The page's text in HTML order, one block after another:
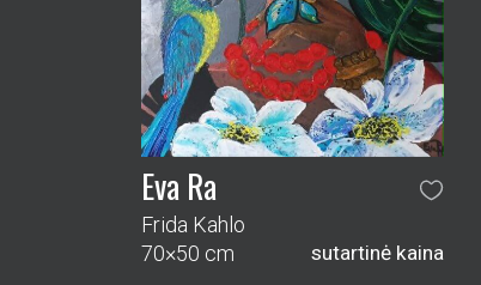
Eva Ra
Frida Kahlo
70×50 cm
sutartinė kaina